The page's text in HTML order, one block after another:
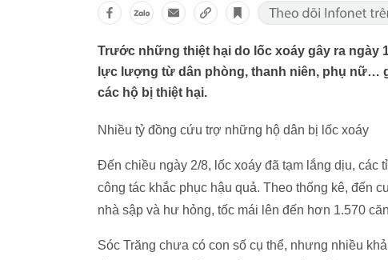
Trước những thiệt hại do lốc xoáy gây ra ngày
lực lượng từ dân phòng, thanh niên, phụ nữ…
các hộ bị thiệt hại.
Nhiều tỷ đồng cứu trợ những hộ dân bị lốc xoáy
Đến chiều ngày 2/8, lốc xoáy đã tạm lắng dịu, các
công tác khắc phục hậu quả. Theo thống kê, đến
nhà sập và hư hỏng, tốc mái lên đến hơn 1.570
Sóc Trăng chưa có con số cụ thể, nhưng nhiều